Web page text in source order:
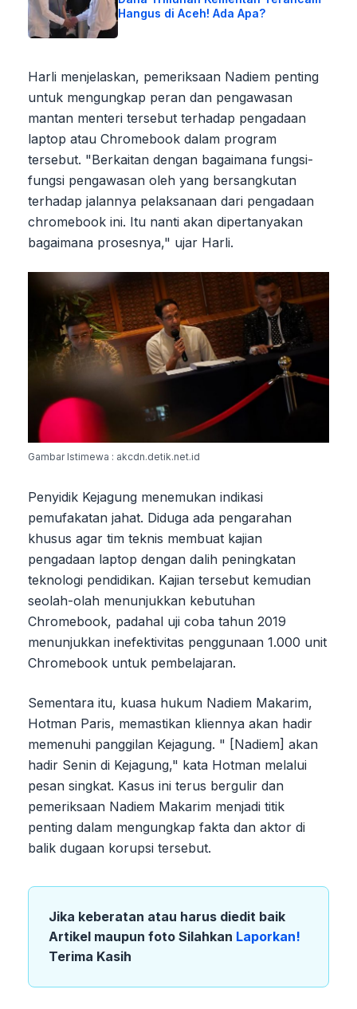
Hangus di Aceh! Ada Apa?
Harli menjelaskan, pemeriksaan Nadiem penting
untuk mengungkap peran dan pengawasan
mantan menteri tersebut terhadap pengadaan
laptop atau Chromebook dalam program
tersebut. "Berkaitan dengan bagaimana fungsi-
fungsi pengawasan oleh yang bersangkutan
terhadap jalannya pelaksanaan dari pengadaan
chromebook ini. Itu nanti akan dipertanyakan
bagaimana prosesnya," ujar Harli.
Gambar Istimewa : akcdn.detik.net.id
Penyidik Kejagung menemukan indikasi
pemufakatan jahat. Diduga ada pengarahan
khusus agar tim teknis membuat kajian
pengadaan laptop dengan dalih peningkatan
teknologi pendidikan. Kajian tersebut kemudian
seolah-olah menunjukkan kebutuhan
Chromebook, padahal uji coba tahun 2019
menunjukkan inefektivitas penggunaan 1.000 unit
Chromebook untuk pembelajaran.
Sementara itu, kuasa hukum Nadiem Makarim,
Hotman Paris, memastikan kliennya akan hadir
memenuhi panggilan Kejagung. " [Nadiem] akan
hadir Senin di Kejagung," kata Hotman melalui
pesan singkat. Kasus ini terus bergulir dan
pemeriksaan Nadiem Makarim menjadi titik
penting dalam mengungkap fakta dan aktor di
balik dugaan korupsi tersebut.
Jika keberatan atau harus diedit baik
Artikel maupun foto Silahkan Laporkan!
Terima Kasih